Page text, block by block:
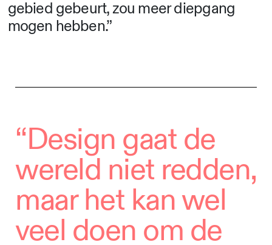
gebied gebeurt, zou meer diepgang
mogen hebben.”
“Design gaat de
wereld niet redden,
maar het kan wel
veel doen om de